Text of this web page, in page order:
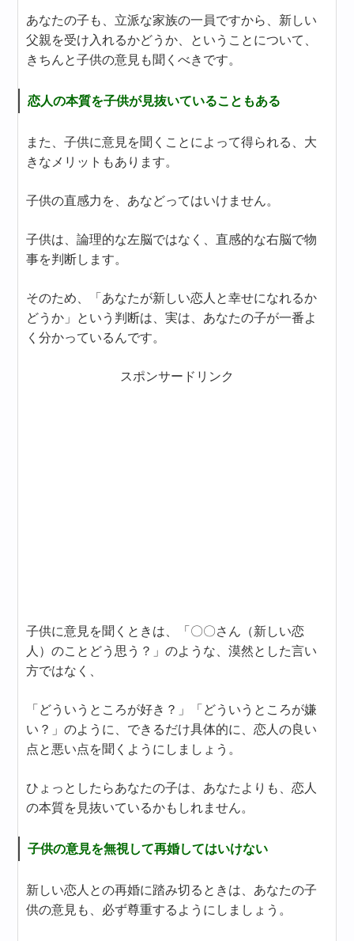
あなたの子も、立派な家族の一員ですから、新しい
父親を受け入れるかどうか、ということについて、
きちんと子供の意見も聞くべきです。
恋人の本質を子供が見抜いていることもある
また、子供に意見を聞くことによって得られる、大
きなメリットもあります。
子供の直感力を、あなどってはいけません。
子供は、論理的な左脳ではなく、直感的な右脳で物
事を判断します。
そのため、「あなたが新しい恋人と幸せになれるか
どうか」という判断は、実は、あなたの子が一番よ
く分かっているんです。
スポンサードリンク
子供に意見を聞くときは、「〇〇さん（新しい恋
人）のことどう思う？」のような、漠然とした言い
方ではなく、
「どういうところが好き？」「どういうところが嫌
い？」のように、できるだけ具体的に、恋人の良い
点と悪い点を聞くようにしましょう。
ひょっとしたらあなたの子は、あなたよりも、恋人
の本質を見抜いているかもしれません。
子供の意見を無視して再婚してはいけない
新しい恋人との再婚に踏み切るときは、あなたの子
供の意見も、必ず尊重するようにしましょう。